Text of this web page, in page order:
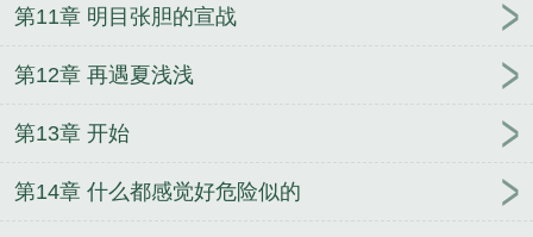
第11章 明目张胆的宣战
第12章 再遇夏浅浅
第13章 开始
第14章 什么都感觉好危险似的